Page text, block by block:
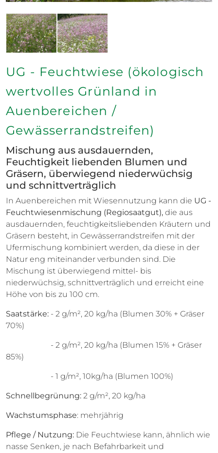
UG - Feuchtwiese (ökologisch
wertvolles Grünland in
Auenbereichen /
Gewässerrandstreifen)
Mischung aus ausdauernden,
Feuchtigkeit liebenden Blumen und
Gräsern, überwiegend niederwüchsig
und schnittverträglich
In Auenbereichen mit Wiesennutzung kann die UG -
Feuchtwiesenmischung (Regiosaatgut), die aus
ausdauernden, feuchtigkeitsliebenden Kräutern und
Gräsern besteht, in Gewässerrandstreifen mit der
Ufermischung kombiniert werden, da diese in der
Natur eng miteinander verbunden sind. Die
Mischung ist überwiegend mittel- bis
niederwüchsig, schnittverträglich und erreicht eine
Höhe von bis zu 100 cm.
Saatstärke: - 2 g/m², 20 kg/ha (Blumen 30% + Gräser
70%)
- 2 g/m², 20 kg/ha (Blumen 15% + Gräser
85%)
- 1 g/m², 10kg/ha (Blumen 100%)
Schnellbegrünung: 2 g/m², 20 kg/ha
Wachstumsphase: mehrjährig
Pflege / Nutzung: Die Feuchtwiese kann, ähnlich wie
nasse Senken, je nach Befahrbarkeit und